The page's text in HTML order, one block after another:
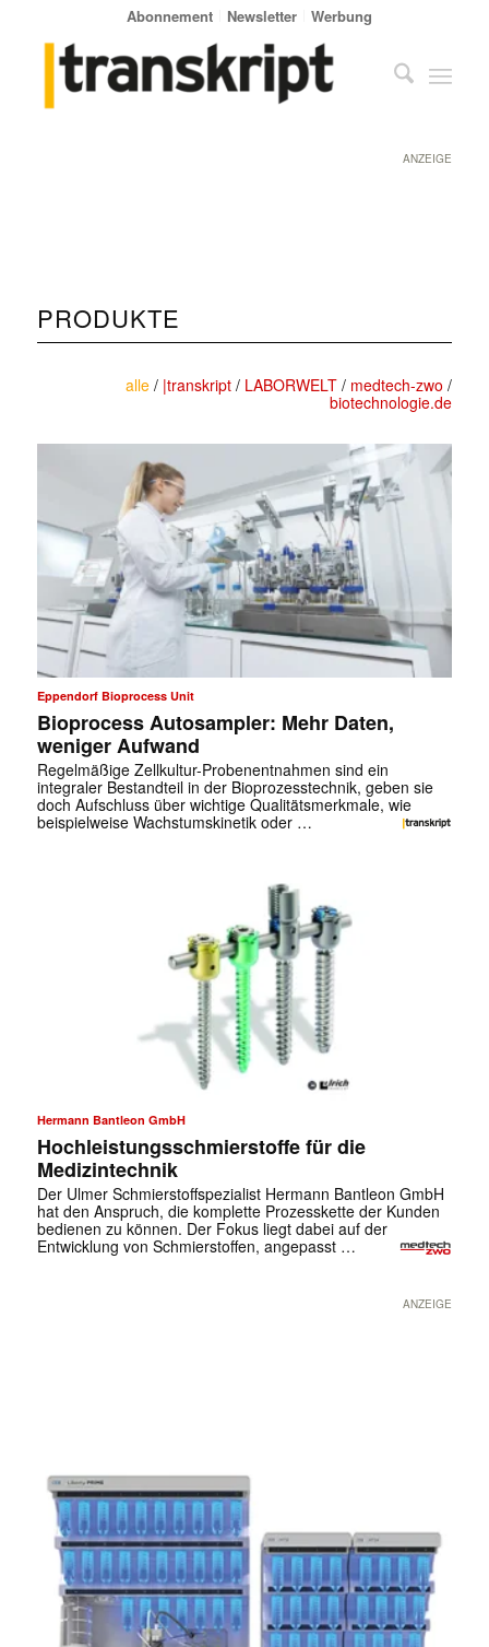
Abonnement Newsletter Werbung
ANZEIGE
PRODUKTE
alle / |transkript / LABORWELT / medtech-zwo /
biotechnologie.de
Eppendorf Bioprocess Unit
Bioprocess Autosampler: Mehr Daten,
weniger Aufwand
Regelmäßige Zellkultur-Probenentnahmen sind ein
integraler Bestandteil in der Bioprozesstechnik, geben sie
doch Aufschluss über wichtige Qualitätsmerkmale, wie
beispielweise Wachstumskinetik oder …
Hermann Bantleon GmbH
Hochleistungsschmierstoffe für die
Medizintechnik
Der Ulmer Schmierstoffspezialist Hermann Bantleon GmbH
hat den Anspruch, die komplette Prozesskette der Kunden
bedienen zu können. Der Fokus liegt dabei auf der
Entwicklung von Schmierstoffen, angepasst …
ANZEIGE